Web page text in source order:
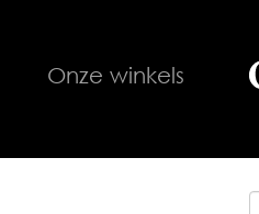
Onze winkels